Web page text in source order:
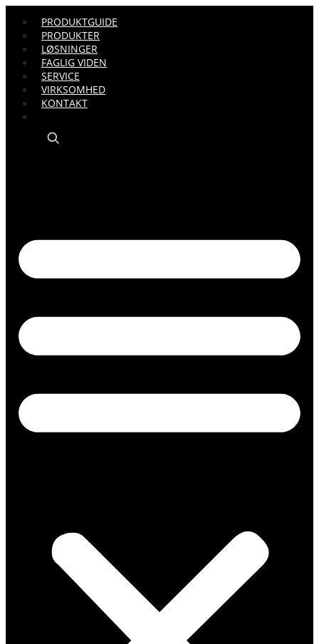
PRODUKTGUIDE
PRODUKTER
LØSNINGER
FAGLIG VIDEN
SERVICE
VIRKSOMHED
KONTAKT